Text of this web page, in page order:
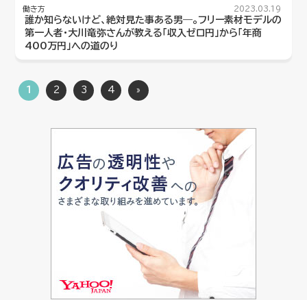
働き方 2023.03.19
誰か知らないけど、絶対見た事ある男―。フリー素材モデルの
第一人者・大川竜弥さんが教える「収入ゼロ円」から「年商
400万円」への道のり
1 2 3 4 »